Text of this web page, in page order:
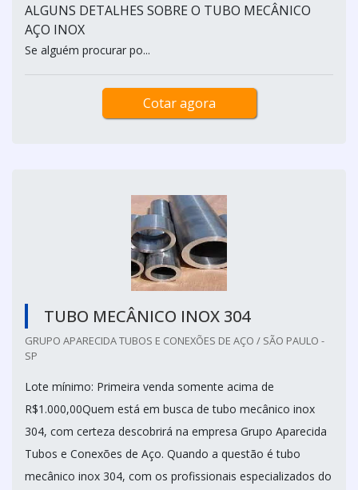
ALGUNS DETALHES SOBRE O TUBO MECÂNICO
AÇO INOX
Se alguém procurar po...
Cotar agora
TUBO MECÂNICO INOX 304
GRUPO APARECIDA TUBOS E CONEXÕES DE AÇO / SÃO PAULO -
SP
Lote mínimo: Primeira venda somente acima de
R$1.000,00Quem está em busca de tubo mecânico inox
304, com certeza descobrirá na empresa Grupo Aparecida
Tubos e Conexões de Aço. Quando a questão é tubo
mecânico inox 304, com os profissionais especializados do